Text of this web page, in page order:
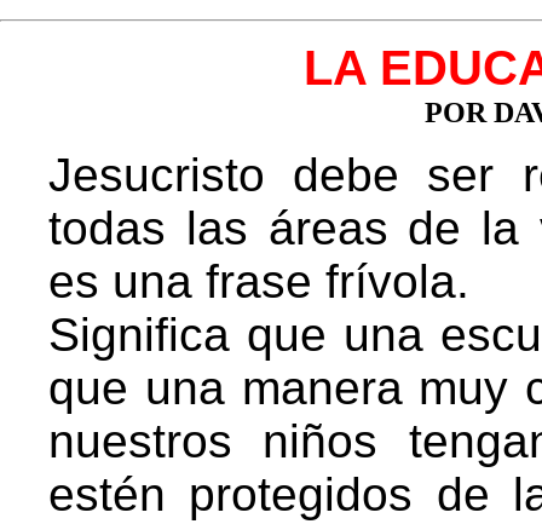
LA
POR
Jesucristo debe ser
todas las áreas de la
es una frase frívola.
Significa que una
que una manera muy
nuestros niños
estén protegidos de